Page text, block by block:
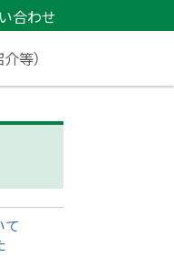
合わせ
等）
て